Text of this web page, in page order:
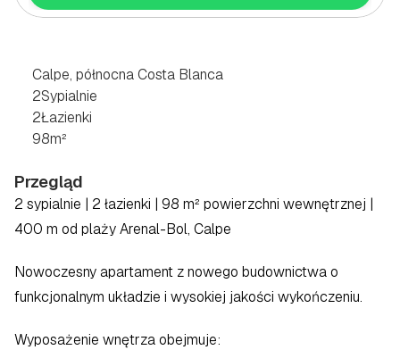
Calpe, północna Costa Blanca
2Sypialnie
2Łazienki
98m²
Przegląd
2 sypialnie | 2 łazienki | 98 m² powierzchni wewnętrznej |
400 m od plaży Arenal-Bol, Calpe
Nowoczesny apartament z nowego budownictwa o
funkcjonalnym układzie i wysokiej jakości wykończeniu.
Wyposażenie wnętrza obejmuje: